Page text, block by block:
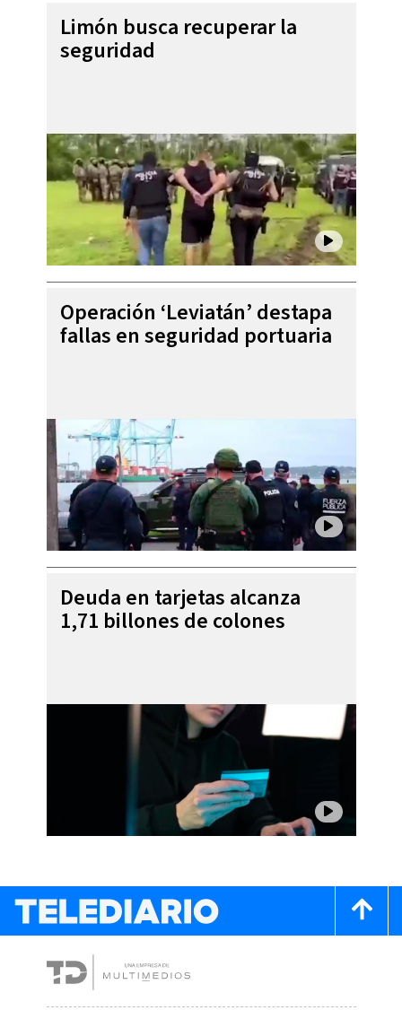
Limón busca recuperar la
seguridad
Operación ‘Leviatán’ destapa
fallas en seguridad portuaria
Deuda en tarjetas alcanza
1,71 billones de colones